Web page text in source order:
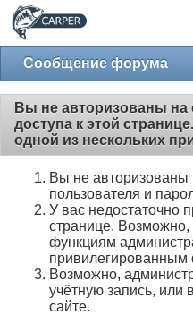
Сообщение форума
Вы не авторизованы на
доступа к этой
одной из нескольких
Вы не авторизованы
пользователя и
У вас недостаточно
странице. Возможно,
функциям
привилегированным
Возможно,
учётную запись, или
сайте.